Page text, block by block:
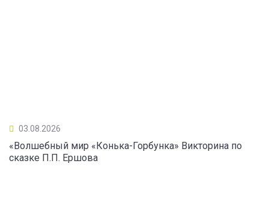
03.08.2026
«Волшебный мир «Конька-Горбунка» Викторина по
сказке П.П. Ершова